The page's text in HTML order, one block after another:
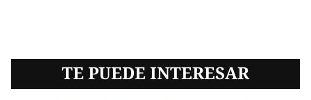
TE PUEDE INTERESAR